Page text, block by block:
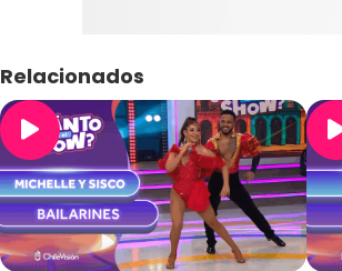
Relacionados